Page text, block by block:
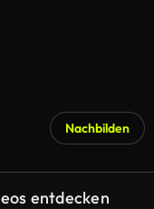
Nachbilden
entdecken